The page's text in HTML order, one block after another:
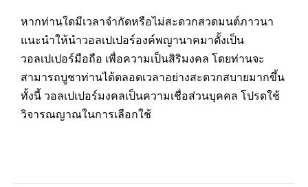
หากท่านใดมีเวลาจำกัดหรือไม่สะดวกสวดมนต์ภาวนา
แนะนำให้นำวอลเปเปอร์องค์พญานาคมาตั้งเป็น
วอลเปเปอร์มือถือ เพื่อความเป็นสิริมงคล โดยท่านจะ
สามารถบูชาท่านได้ตลอดเวลาอย่างสะดวกสบายมากขึ้น
ทั้งนี้ วอลเปเปอร์มงคลเป็นความเชื่อส่วนบุคคล โปรดใช้
วิจารณญาณในการเลือกใช้